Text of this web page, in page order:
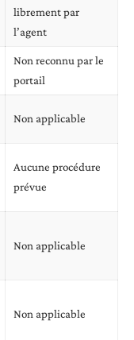
librement par
l’agent
Non reconnu par le
portail
Non applicable
Aucune procédure
prévue
Non applicable
Non applicable